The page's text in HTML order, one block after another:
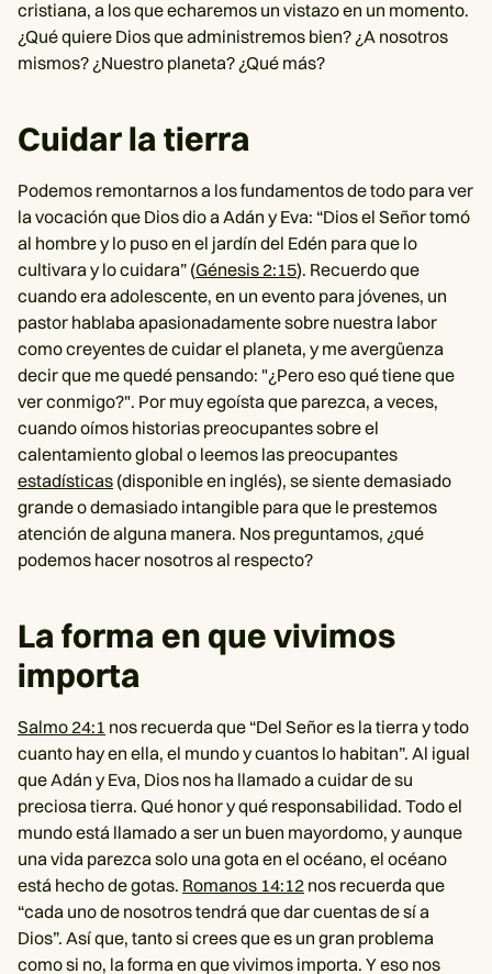
cristiana, a los que echaremos un vistazo en un momento.
¿Qué quiere Dios que administremos bien? ¿A nosotros
mismos? ¿Nuestro planeta? ¿Qué más?
Cuidar la tierra
Podemos remontarnos a los fundamentos de todo para ver
la vocación que Dios dio a Adán y Eva: “Dios el Señor tomó
al hombre y lo puso en el jardín del Edén para que lo
cultivara y lo cuidara” (Génesis 2:15). Recuerdo que
cuando era adolescente, en un evento para jóvenes, un
pastor hablaba apasionadamente sobre nuestra labor
como creyentes de cuidar el planeta, y me avergüenza
decir que me quedé pensando: "¿Pero eso qué tiene que
ver conmigo?". Por muy egoísta que parezca, a veces,
cuando oímos historias preocupantes sobre el
calentamiento global o leemos las preocupantes
estadísticas (disponible en inglés), se siente demasiado
grande o demasiado intangible para que le prestemos
atención de alguna manera. Nos preguntamos, ¿qué
podemos hacer nosotros al respecto?
La forma en que vivimos
importa
Salmo 24:1 nos recuerda que “Del Señor es la tierra y todo
cuanto hay en ella, el mundo y cuantos lo habitan”. Al igual
que Adán y Eva, Dios nos ha llamado a cuidar de su
preciosa tierra. Qué honor y qué responsabilidad. Todo el
mundo está llamado a ser un buen mayordomo, y aunque
una vida parezca solo una gota en el océano, el océano
está hecho de gotas. Romanos 14:12 nos recuerda que
“cada uno de nosotros tendrá que dar cuentas de sí a
Dios”. Así que, tanto si crees que es un gran problema
como si no, la forma en que vivimos importa. Y eso nos